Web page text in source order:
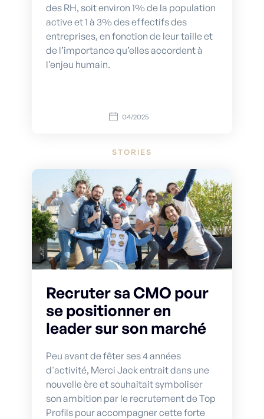
des RH, soit environ 1% de la population
active et 1 à 3% des effectifs des
entreprises, en fonction de leur taille et
de l’importance qu’elles accordent à
l’enjeu humain.
04/2025
STORIES
Recruter sa CMO pour
se positionner en
leader sur son marché
Peu avant de fêter ses 4 années
d'activité, Merci Jack entrait dans une
nouvelle ère et souhaitait symboliser
son ambition par le recrutement de Top
Profils pour accompagner cette forte